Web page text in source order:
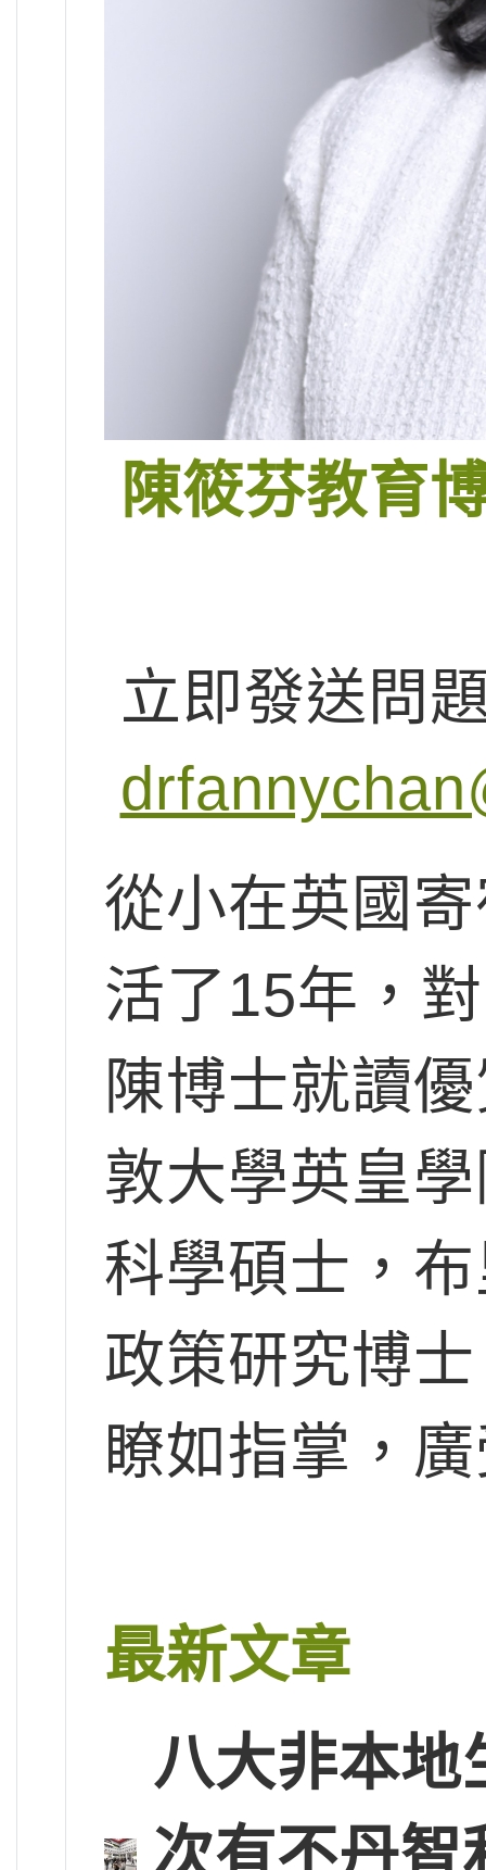
陳筱芬教育
立即發送問
從小在英國
活了15年，
陳博士就讀
敦大學英皇
科學碩士，
政策研究博
瞭如指掌，
最新文章
八大非本地
次有不丹智